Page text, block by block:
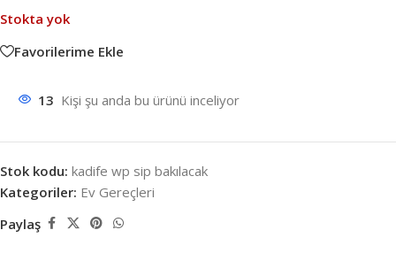
Stokta yok
Favorilerime Ekle
13 Kişi şu anda bu ürünü inceliyor
Stok kodu: kadife wp sip bakılacak
Kategoriler: Ev Gereçleri
Paylaş